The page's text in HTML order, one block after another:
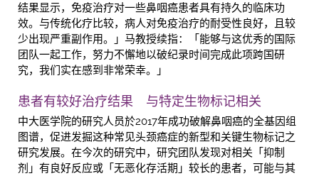
结果显示，免疫治疗对一些鼻咽癌患者具有持久的临床功
效。与传统化疗比较，病人对免疫治疗的耐受性良好，且较
少出现严重副作用。」马教授续指：「能够与这优秀的国际
团队一起工作，努力不懈地以破纪录时间完成此项跨国研
究，我们实在感到非常荣幸。」
患者有较好治疗结果 与特定生物标记相关
中大医学院的研究人员於2017年成功破解鼻咽癌的全基因组
图谱，促进发掘这种常见头颈癌症的新型和关键生物标记之
研究发展。在今次的研究中，研究团队发现对相关「抑制
剂」有良好反应或「无恶化存活期」较长的患者，可能与其